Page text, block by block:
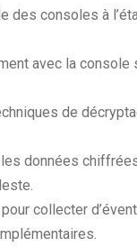
des consoles à
avec la console
de
données
collecter